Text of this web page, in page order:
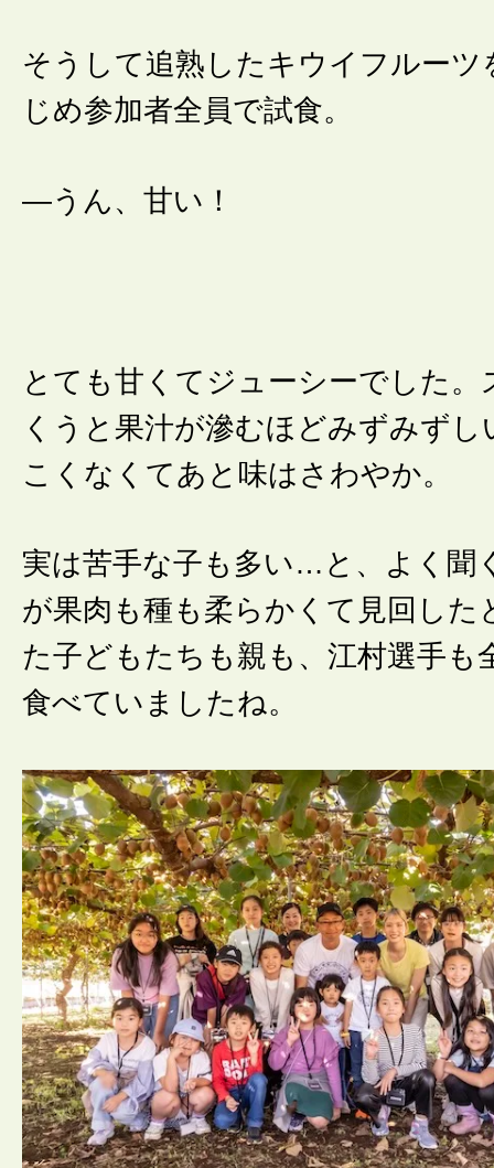
そうして追熟したキウイフルーツ
じめ参加者全員で試食。
―うん、甘い！
とても甘くてジューシーでした。
くうと果汁が滲むほどみずみず
こくなくてあと味はさわやか。
実は苦手な子も多い…と、よく聞
が果肉も種も柔らかくて見回した
た子どもたちも親も、江村選手も
食べていましたね。